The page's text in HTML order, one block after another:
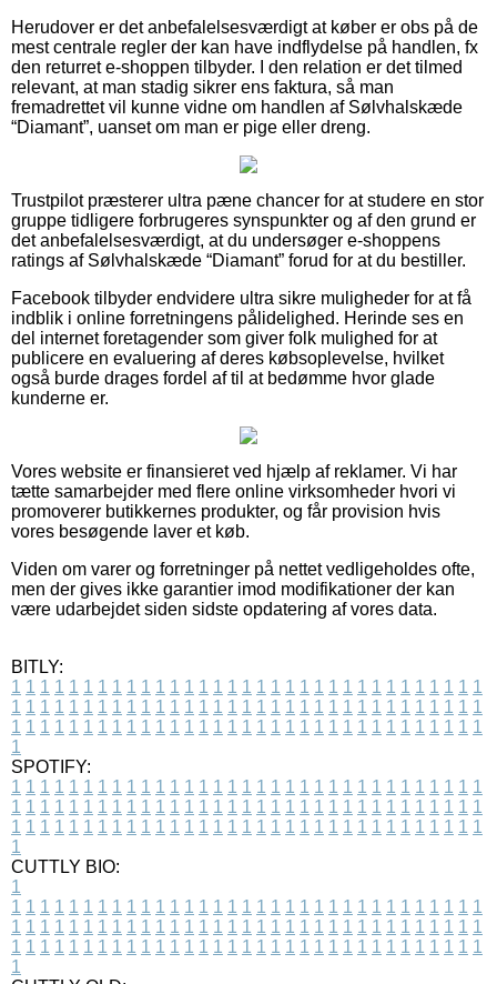
Herudover er det anbefalelsesværdigt at køber er obs på de
mest centrale regler der kan have indflydelse på handlen, fx
den returret e-shoppen tilbyder. I den relation er det tilmed
relevant, at man stadig sikrer ens faktura, så man
fremadrettet vil kunne vidne om handlen af Sølvhalskæde
“Diamant”, uanset om man er pige eller dreng.
Trustpilot præsterer ultra pæne chancer for at studere en stor
gruppe tidligere forbrugeres synspunkter og af den grund er
det anbefalelsesværdigt, at du undersøger e-shoppens
ratings af Sølvhalskæde “Diamant” forud for at du bestiller.
Facebook tilbyder endvidere ultra sikre muligheder for at få
indblik i online forretningens pålidelighed. Herinde ses en
del internet foretagender som giver folk mulighed for at
publicere en evaluering af deres købsoplevelse, hvilket
også burde drages fordel af til at bedømme hvor glade
kunderne er.
Vores website er finansieret ved hjælp af reklamer. Vi har
tætte samarbejder med flere online virksomheder hvori vi
promoverer butikkernes produkter, og får provision hvis
vores besøgende laver et køb.
Viden om varer og forretninger på nettet vedligeholdes ofte,
men der gives ikke garantier imod modifikationer der kan
være udarbejdet siden sidste opdatering af vores data.
BITLY:
1 1 1 1 1 1 1 1 1 1 1 1 1 1 1 1 1 1 1 1 1 1 1 1 1 1 1 1 1 1 1 1 1
1 1 1 1 1 1 1 1 1 1 1 1 1 1 1 1 1 1 1 1 1 1 1 1 1 1 1 1 1 1 1 1 1
1 1 1 1 1 1 1 1 1 1 1 1 1 1 1 1 1 1 1 1 1 1 1 1 1 1 1 1 1 1 1 1 1
1
SPOTIFY:
1 1 1 1 1 1 1 1 1 1 1 1 1 1 1 1 1 1 1 1 1 1 1 1 1 1 1 1 1 1 1 1 1
1 1 1 1 1 1 1 1 1 1 1 1 1 1 1 1 1 1 1 1 1 1 1 1 1 1 1 1 1 1 1 1 1
1 1 1 1 1 1 1 1 1 1 1 1 1 1 1 1 1 1 1 1 1 1 1 1 1 1 1 1 1 1 1 1 1
1
CUTTLY BIO:
1
1 1 1 1 1 1 1 1 1 1 1 1 1 1 1 1 1 1 1 1 1 1 1 1 1 1 1 1 1 1 1 1 1
1 1 1 1 1 1 1 1 1 1 1 1 1 1 1 1 1 1 1 1 1 1 1 1 1 1 1 1 1 1 1 1 1
1 1 1 1 1 1 1 1 1 1 1 1 1 1 1 1 1 1 1 1 1 1 1 1 1 1 1 1 1 1 1 1 1
1